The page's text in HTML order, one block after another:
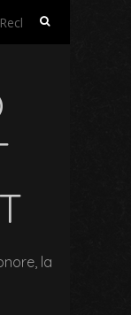
Rechercher :
la